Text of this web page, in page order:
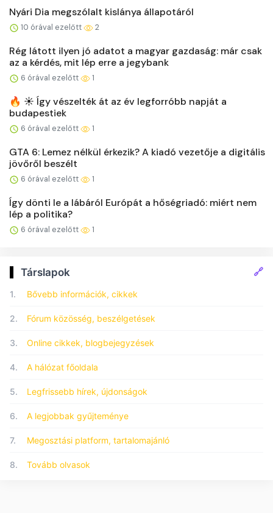
Nyári Dia megszólalt kislánya állapotáról
10 órával ezelőtt 2
Rég látott ilyen jó adatot a magyar gazdaság: már csak
az a kérdés, mit lép erre a jegybank
6 órával ezelőtt 1
🔥 ☀️ Így vészelték át az év legforróbb napját a
budapestiek
6 órával ezelőtt 1
GTA 6: Lemez nélkül érkezik? A kiadó vezetője a digitális
jövőről beszélt
6 órával ezelőtt 1
Így dönti le a lábáról Európát a hőségriadó: miért nem
lép a politika?
6 órával ezelőtt 1
Társlapok 🔗
1. Bővebb információk, cikkek
2. Fórum közösség, beszélgetések
3. Online cikkek, blogbejegyzések
4. A hálózat főoldala
5. Legfrissebb hírek, újdonságok
6. A legjobbak gyűjteménye
7. Megosztási platform, tartalomajánló
8. Tovább olvasok